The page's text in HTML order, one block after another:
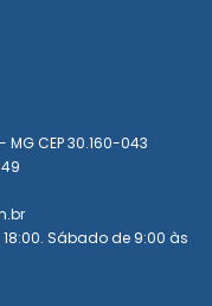
MG CEP 30.160-043
Sábado de 9:00 às